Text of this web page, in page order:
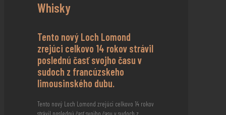
Whisky
Tento nový Loch Lomond
zrejúci celkovo 14 rokov strávil
poslednú časť svojho času v
sudoch z francúzskeho
limousinského dubu.
Tento nový Loch Lomond zrejúci celkovo 14 rokov